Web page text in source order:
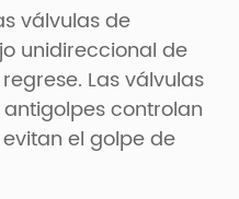
válvulas de
unidireccional de
Las válvulas
controlan
el golpe de